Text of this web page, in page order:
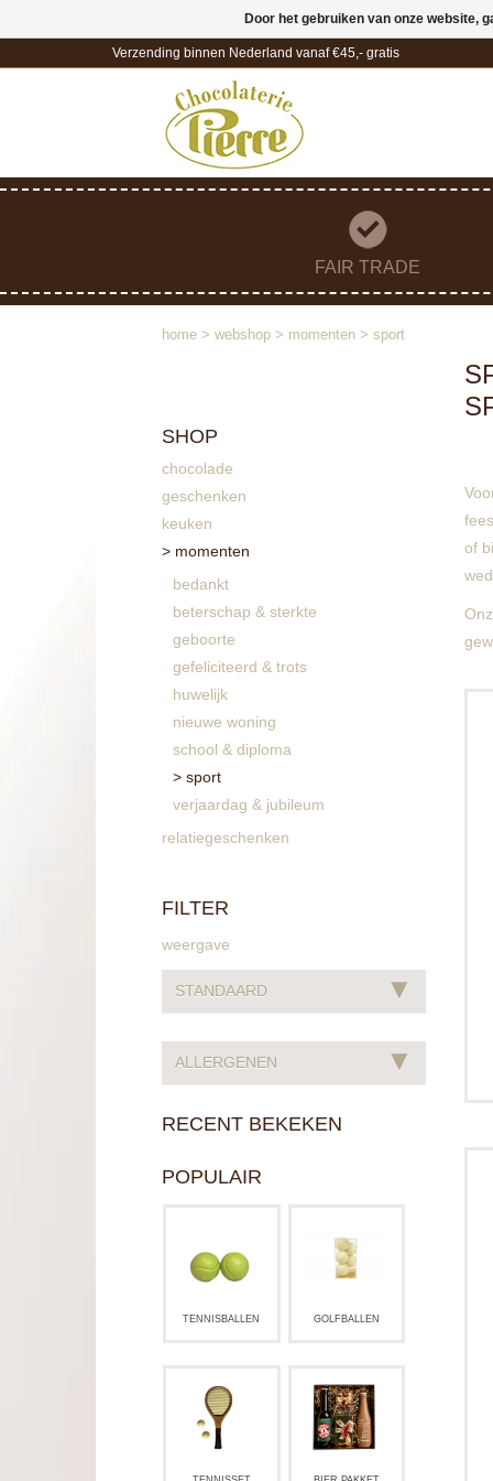
Verzending binnen Nederland vanaf €45,- gratis
FAIR TRADE
home > webshop > momenten > sport
SHOP
chocolade
geschenken
keuken
momenten
bedankt
beterschap & sterkte
geboorte
gefeliciteerd & trots
huwelijk
nieuwe woning
school & diploma
sport
verjaardag & jubileum
relatiegeschenken
FILTER
weergave
STANDAARD ▾
ALLERGENEN ▾
RECENT BEKEKEN
POPULAIR
TENNISBALLEN GOLFBALLEN
of
Door het gebruiken van onze website,